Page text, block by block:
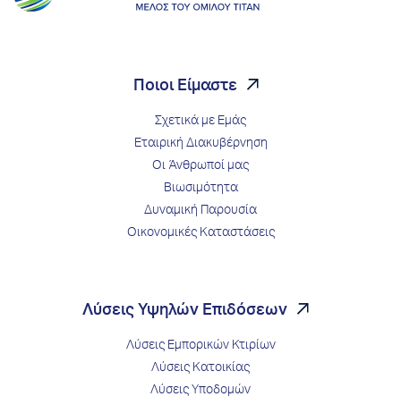
Ποιοι Είμαστε
Σχετικά με Εμάς
Εταιρική Διακυβέρνηση
Οι Άνθρωποί μας
Βιωσιμότητα
Δυναμική Παρουσία
Οικονομικές Καταστάσεις
Λύσεις Υψηλών Επιδόσεων
Λύσεις Εμπορικών Κτιρίων
Λύσεις Κατοικίας
Λύσεις Υποδομών